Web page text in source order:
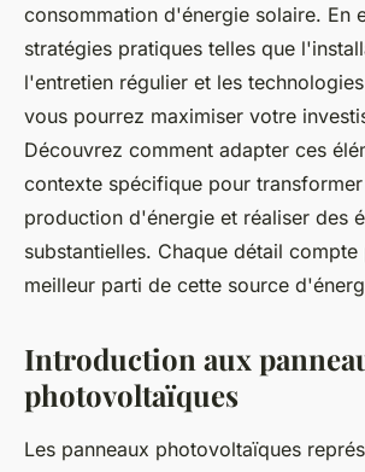
consommation d'énergie solaire. En
stratégies pratiques telles que
l'entretien régulier et les
vous pourrez maximiser votre
Découvrez comment adapter ces
contexte spécifique pour
production d'énergie et réaliser des
substantielles. Chaque détail
meilleur parti de cette source
Introduction aux
photovoltaïques
Les panneaux photovoltaïques